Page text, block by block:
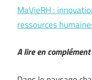
MaVieRH :
ressources
A lire en complément